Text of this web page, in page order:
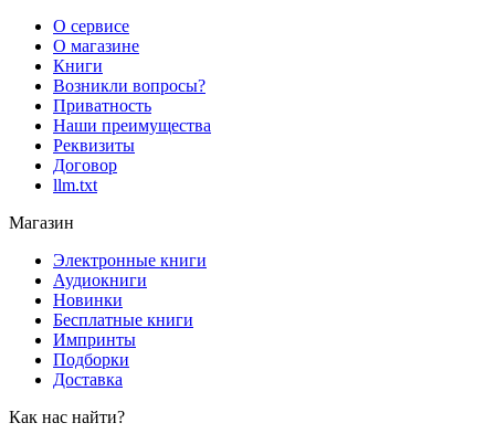
О сервисе
О магазине
Книги
Возникли вопросы?
Приватность
Наши преимущества
Реквизиты
Договор
llm.txt
Магазин
Электронные книги
Аудиокниги
Новинки
Бесплатные книги
Импринты
Подборки
Доставка
Как нас найти?